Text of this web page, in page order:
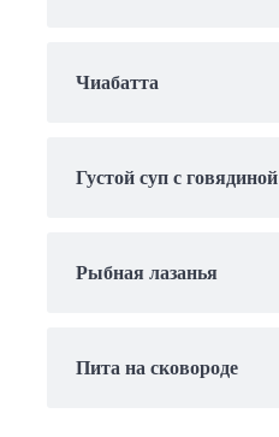
Чиабатта
Густой суп с говядиной
Рыбная лазанья
Пита на сковороде